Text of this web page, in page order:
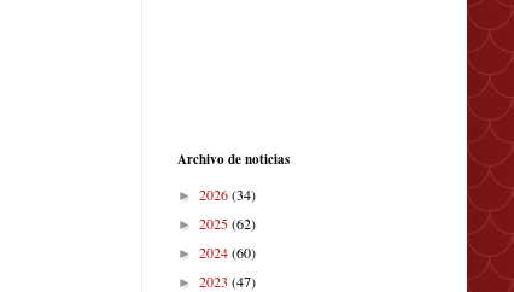
Archivo de noticias
► 2026(34)
► 2025(62)
► 2024(60)
► 2023 (47)